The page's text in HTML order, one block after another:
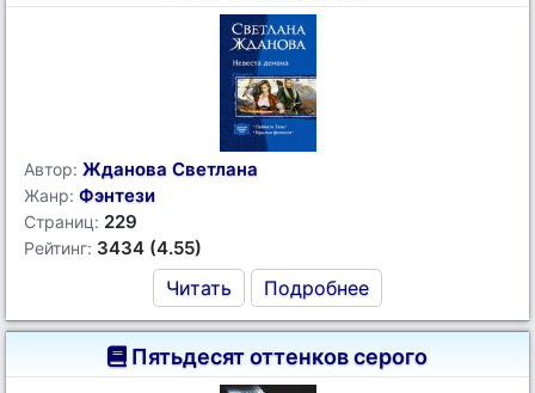
Автор: Жданова Светлана
Жанр: Фэнтези
Страниц: 229
Рейтинг: 3434 (4.55)
Читать Подробнее
Пятьдесят оттенков серого